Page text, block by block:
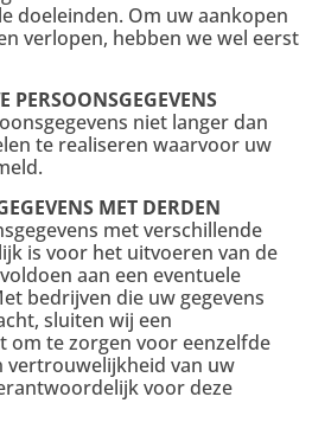
doeleinden. Om uw aankopen
verlopen, hebben we wel eerst
PERSOONSGEGEVENS
niet langer dan
te realiseren waarvoor uw
MET DERDEN
met verschillende
is voor het uitvoeren van de
aan een eventuele
bedrijven die uw gegevens
sluiten wij een
om te zorgen voor eenzelfde
vertrouwelijkheid van uw
voor deze